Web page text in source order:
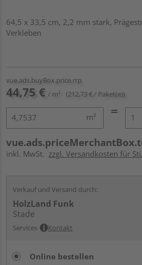
64,5 x 33,5 cm, 2,2 mm stark,
Verkleben
vue.ads.buyBox.price.rrp
44,75 € / m² (212,73 € / Paket(e))
m²
inkl. MwSt. zzgl. Versandkosten für
Verkauf und Versand durch:
HolzLand Funk
Stade
Services Kontakt
Online bestellen